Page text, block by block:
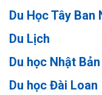
Du Học Tây Ban
Du Lịch
Du học Nhật Bản
Du học Đài Loan